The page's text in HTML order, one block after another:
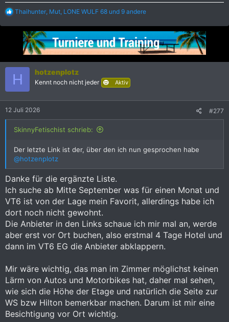
R
a
o
n
e
n
:
Thaihunter, Mut, LONE WULF 68 und 9 andere
H hotzenplotz
Kennt noch nicht jeder Aktiv
12 Juli 2026 #277
SkinnyFetischist schrieb:
Der letzte Link ist der, über den ich nun gesprochen habe
@hotzenplotz
Danke für die ergänzte Liste.
Ich suche ab Mitte September was für einen Monat und
VT6 ist von der Lage mein Favorit, allerdings habe ich
dort noch nicht gewohnt.
Die Anbieter in den Links schaue ich mir mal an, werde
aber erst vor Ort buchen, also erstmal 4 Tage Hotel und
dann im VT6 EG die Anbieter abklappern.
Mir wäre wichtig, das man im Zimmer möglichst keinen
Lärm von Autos und Motorbikes hat, daher mal sehen,
wie sich die Höhe der Etage und natürlich die Seite zur
WS bzw Hilton bemerkbar machen. Darum ist mir eine
Besichtigung vor Ort wichtig.